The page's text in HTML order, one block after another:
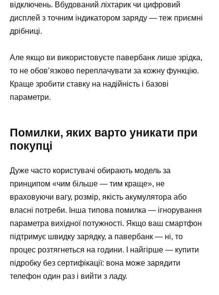
відключень. Вбудований ліхтарик чи цифровий
дисплей з точним індикатором заряду — теж приємні
дрібниці.
Але якщо ви використовуєте павербанк лише зрідка,
то не обов’язково переплачувати за кожну функцію.
Краще зробити ставку на надійність і базові
параметри.
Помилки, яких варто уникати при
покупці
Дуже часто користувачі обирають модель за
принципом «чим більше — тим краще», не
враховуючи вагу, розмір, якість акумулятора або
власні потреби. Інша типова помилка — ігнорування
параметра вихідної потужності. Якщо ваш смартфон
підтримує швидку зарядку, а павербанк — ні, то
процес розтягнеться на години. І найгірше — купити
підробку без сертифікації: вона може зарядити
телефон один раз і вийти з ладу.